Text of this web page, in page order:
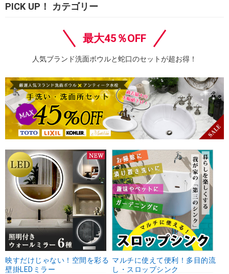
PICK UP！ カテゴリー
最大45％OFF
人気ブランド洗面ボウルと蛇口のセットが超お得！
映すだけじゃない！空間を彩る
壁掛LEDミラー
マルチに使えて便利！多目的流
し・スロップシンク